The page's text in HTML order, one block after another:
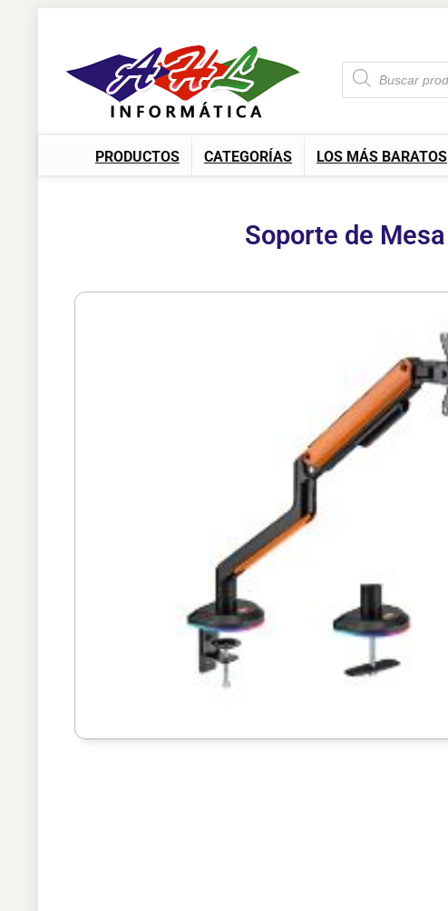
PRODUCTOS CATEGORÍAS LOS MÁS BARATOS
Soporte de